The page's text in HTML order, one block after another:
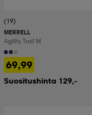
(19)
MERRELL
Agility Trail M
69,99
Suositushinta 129,-